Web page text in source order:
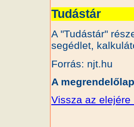
Tudástár
A "Tudástár"
segédlet,
Forrás: njt.hu
A
Vissza az elejére